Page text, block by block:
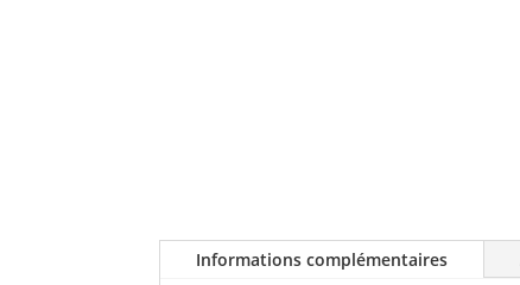
Informations complémentaires